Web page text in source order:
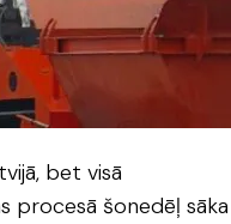
bet visā
procesā šonedēļ sāka